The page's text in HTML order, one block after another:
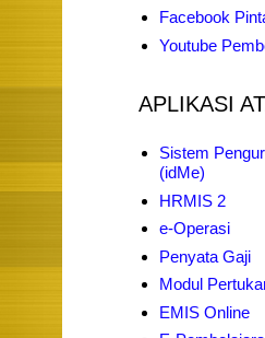
Facebook
Youtube
APLIKASI
Sistem
(idMe)
HRMIS 2
e-Operasi
Penyata Gaji
Modul
EMIS Online